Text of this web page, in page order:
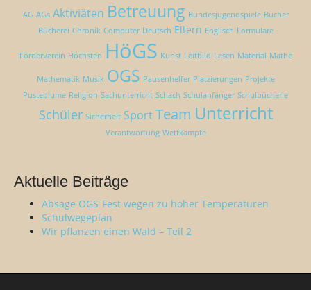
a
o
AG AGs Aktiviäten Betreuung Bundesjugendspiele Bücher
Bücherei Chronik Computer Deutsch Eltern Englisch Formulare
Förderverein Höchsten HöGS Kunst Leitbild Lesen Material Mathe
Mathematik Musik OGS Pausenhelfer Platzierungen Projekte
Pusteblume Religion Sachunterricht Schach Schulanfänger Schulbücherie
Schüler Sicherheit Sport Team Unterricht
Verantwortung Wettkämpfe
Aktuelle Beiträge
Absage OGS-Fest wegen zu hoher Temperaturen
Schulwegeplan
Wir pflanzen einen Wald – Teil 2